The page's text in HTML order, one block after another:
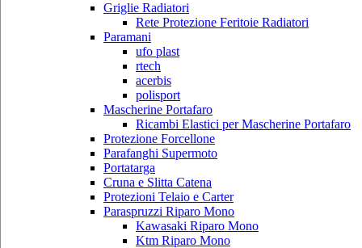
Griglie Radiatori
Rete Protezione Feritoie Radiatori
Paramani
ufo plast
rtech
acerbis
polisport
Mascherine Portafaro
Ricambi Elastici per Mascherine Portafaro
Protezione Forcellone
Parafanghi Supermoto
Portatarga
Cruna e Slitta Catena
Protezioni Telaio e Carter
Paraspruzzi Riparo Mono
Kawasaki Riparo Mono
Ktm Riparo Mono